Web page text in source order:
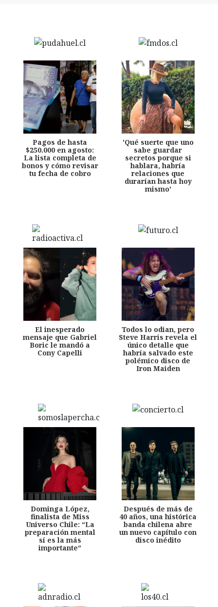
Pagos de hasta
$250.000 en agosto:
La lista completa de
bonos y cómo revisar
tu fecha de cobro
'Qué suerte que uno
sabe guardar
secretos porque si
hablara, habría
relaciones que
durarían hasta hoy
mismo'
El inesperado
mensaje que Gabriel
Boric le mandó a
Cony Capelli
Todos lo odian, pero
Steve Harris revela el
único detalle que
habría salvado este
polémico disco de
Iron Maiden
Dominga López,
finalista de Miss
Universo Chile: “La
preparación mental
sí es la más
importante”
Después de más de
40 años, una histórica
banda chilena abre
un nuevo capítulo con
disco inédito